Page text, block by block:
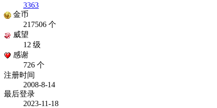
3363
金币
217506 个
威望
12 级
感谢
726 个
注册时间
2008-8-14
最后登录
2023-11-18